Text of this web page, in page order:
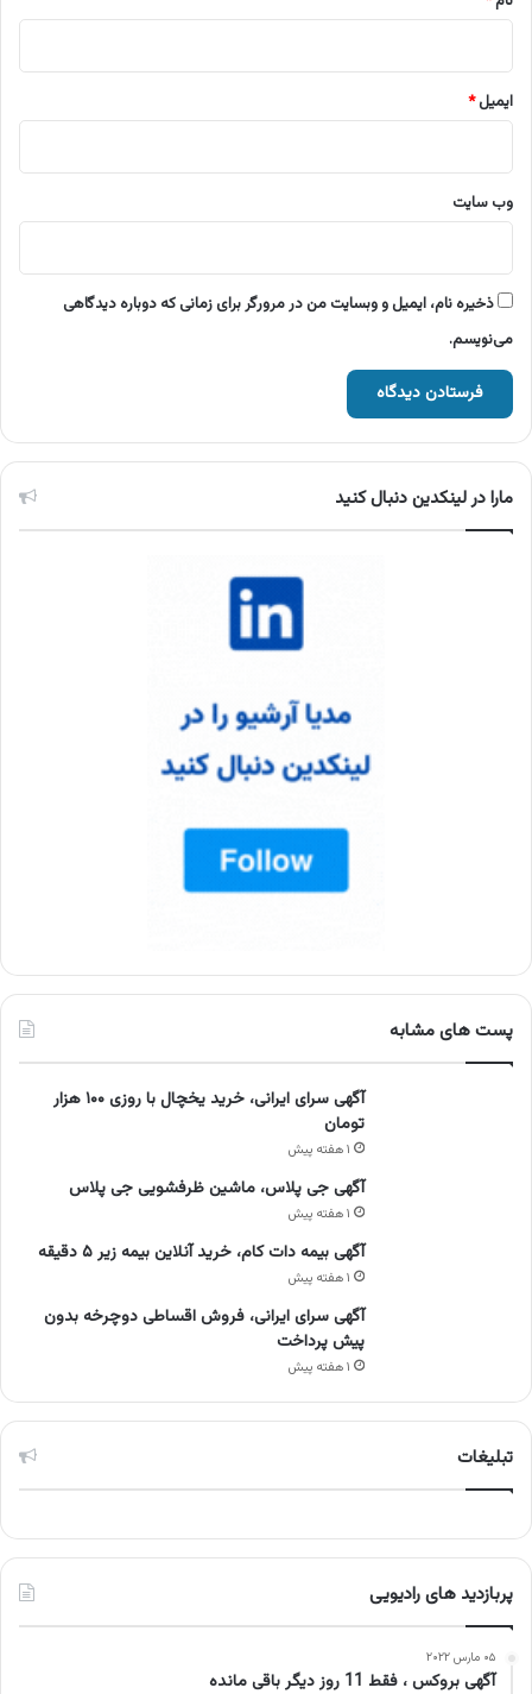
ایمیل*
وب‌ سایت
ذخیره نام، ایمیل و وبسایت من در مرورگر برای زمانی که دوباره دیدگاهی
می‌نویسم.
مارا در لینکدین دنبال کنید
پست های مشابه
آگهی سرای ایرانی، خرید یخچال با روزی ۱۰۰ هزار
تومان
۱ هفته پیش
آگهی جی پلاس، ماشین ظرفشویی جی پلاس
۱ هفته پیش
آگهی بیمه دات کام، خرید آنلاین بیمه زیر ۵ دقیقه
۱ هفته پیش
آگهی سرای ایرانی، فروش اقساطی دوچرخه بدون
پیش پرداخت
۱ هفته پیش
تبلیغات
پربازدید های رادیویی
۰۵ مارس ۲۰۲۲
آگهی بروکس ، فقط 11 روز دیگر باقی مانده